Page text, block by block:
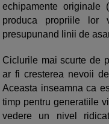
echipamente
produca propriile lor
presupunand linii de
Ciclurile mai scurte de
ar fi cresterea nevoii
Aceasta inseamna ca
timp pentru generatiile
vedere un nivel